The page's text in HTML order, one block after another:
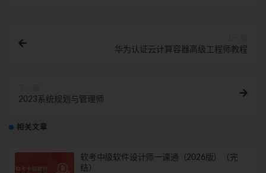
华为认证云计算容器高级工程师教程
2023系统规划与管理师
相关文章
软考中级软件设计师一课通（2026版）（完
结）